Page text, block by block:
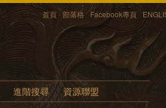
首頁 部落格 Facebook專頁
進階搜尋 資源聯盟